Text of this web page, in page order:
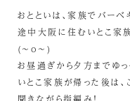
おとといは、家族でバー
途中大阪に住むいとこ家
(~o~)
お昼過ぎから夕方までゆっ
いとこ家族が帰った後は、